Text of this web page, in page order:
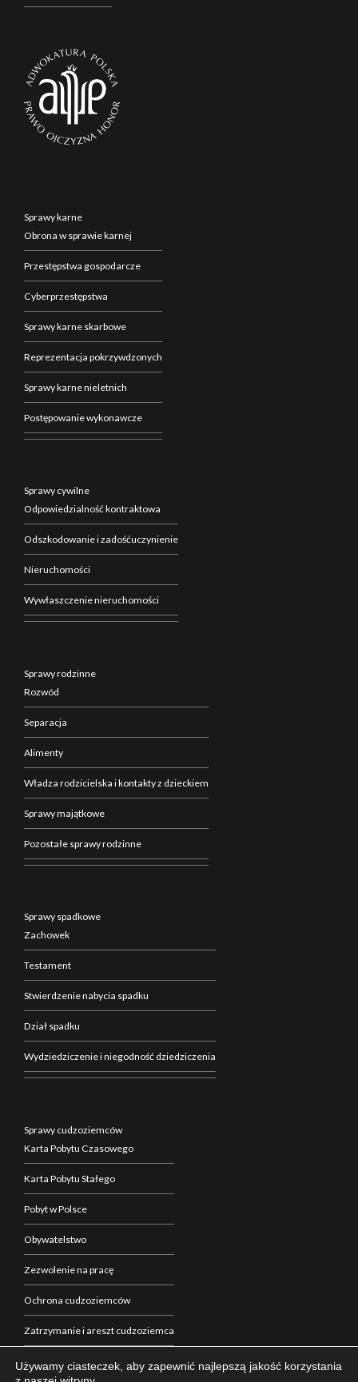
Sprawy karne
Obrona w sprawie karnej
Przestępstwa gospodarcze
Cyberprzestępstwa
Sprawy karne skarbowe
Reprezentacja pokrzywdzonych
Sprawy karne nieletnich
Postępowanie wykonawcze
Sprawy cywilne
Odpowiedzialność kontraktowa
Odszkodowanie i zadośćuczynienie
Nieruchomości
Wywłaszczenie nieruchomości
Sprawy rodzinne
Rozwód
Separacja
Alimenty
Władza rodzicielska i kontakty z dzieckiem
Sprawy majątkowe
Pozostałe sprawy rodzinne
Sprawy spadkowe
Zachowek
Testament
Stwierdzenie nabycia spadku
Dział spadku
Wydziedziczenie i niegodność dziedziczenia
Sprawy cudzoziemców
Karta Pobytu Czasowego
Karta Pobytu Stałego
Pobyt w Polsce
Obywatelstwo
Zezwolenie na pracę
Ochrona cudzoziemców
Zatrzymanie i areszt cudzoziemca
Zakup nieruchomości w Polsce
Używamy ciasteczek, aby zapewnić najlepszą jakość korzystania